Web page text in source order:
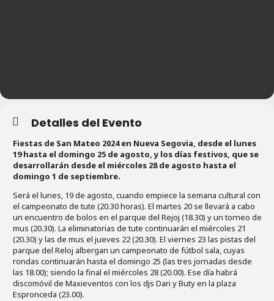
Detalles del Evento
Fiestas de San Mateo 2024 en Nueva Segovia, desde el lunes
19 hasta el domingo 25 de agosto, y los días festivos, que se
desarrollarán desde el miércoles 28 de agosto hasta el
domingo 1 de septiembre.
Será el lunes, 19 de agosto, cuando empiece la semana cultural con
el campeonato de tute (20.30 horas). El martes 20 se llevará a cabo
un encuentro de bolos en el parque del Rejoj (18.30) y un torneo de
mus (20.30). La eliminatorias de tute continuarán el miércoles 21
(20.30) y las de mus el jueves 22 (20.30). El viernes 23 las pistas del
parque del Reloj albergan un campeonato de fútbol sala, cuyas
rondas continuarán hasta el domingo 25 (las tres jornadas desde
las 18.00); siendo la final el miércoles 28 (20.00). Ese día habrá
discomóvil de Maxieventos con los djs Dari y Buty en la plaza
Espronceda (23.00).